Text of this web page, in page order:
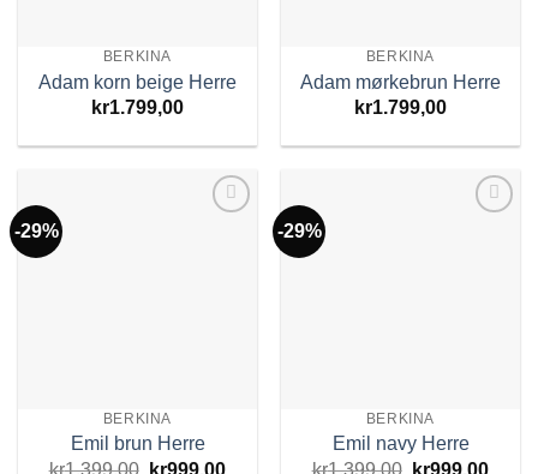
BERKINA
Adam korn beige Herre
kr1.799,00
BERKINA
Adam mørkebrun Herre
kr1.799,00
-29%
BERKINA
Emil brun Herre
kr1.399,00 Opprinnelig
kr999,00Nåværende
-29%
BERKINA
Emil navy Herre
kr1.399,00 Opprinnelig
kr999,00